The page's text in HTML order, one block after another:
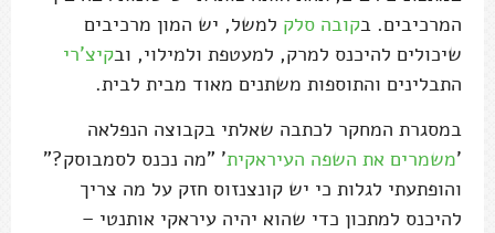
המרכיבים. בקובה סלק למשל, יש המון מרכיבים
שיכולים להיכנס למרק, למעטפת ולמילוי, ובקיצ'רי
התבלינים והתוספות משתנים מאוד מבית לבית.
במסגרת המחקר לכתבה שאלתי בקבוצה הנפלאה
'משמרים את השפה העיראקית' "מה נכנס לסמבוסק?"
והופתעתי לגלות כי יש קונצנזוס חזק על מה צריך
להיכנס למתכון כדי שהוא יהיה עיראקי אותנטי –